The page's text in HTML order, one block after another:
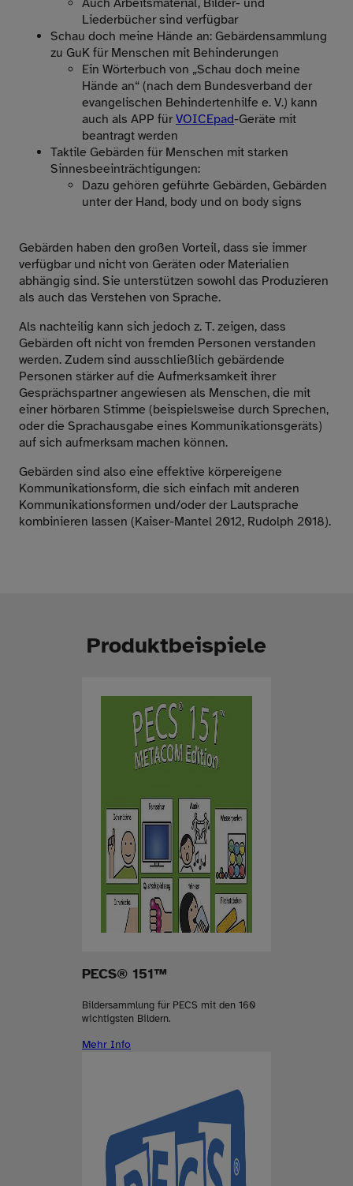
Liederbücher sind verfügbar
Schau doch meine Hände an: Gebärdensammlung
zu GuK für Menschen mit Behinderungen
Ein Wörterbuch von „Schau doch meine
Hände an“ (nach dem Bundesverband der
evangelischen Behindertenhilfe e. V.) kann
auch als APP fürVOICEpad-Geräte mit
beantragt werden
Taktile Gebärden für Menschen mit starken
Sinnesbeeinträchtigungen:
Dazu gehören geführte Gebärden, Gebärden
unter der Hand, body und on body signs
Gebärden haben den großen Vorteil, dass sie immer
verfügbar und nicht von Geräten oder Materialien
abhängig sind. Sie unterstützen sowohl das Produzieren
als auch das Verstehen von Sprache.
Als nachteilig kann sich jedoch z. T. zeigen, dass
Gebärden oft nicht von fremden Personen verstanden
werden. Zudem sind ausschließlich gebärdende
Personen stärker auf die Aufmerksamkeit ihrer
Gesprächspartner angewiesen als Menschen, die mit
einer hörbaren Stimme (beispielsweise durch Sprechen,
oder die Sprachausgabe eines Kommunikationsgeräts)
auf sich aufmerksam machen können.
Gebärden sind also eine effektive körpereigene
Kommunikationsform, die sich einfach mit anderen
Kommunikationsformen und/oder der Lautsprache
kombinieren lassen (Kaiser-Mantel 2012, Rudolph 2018).
Produktbeispiele
PECS® 151™
Bildersammlung für PECS mit den 160
wichtigsten Bildern.
Mehr Info